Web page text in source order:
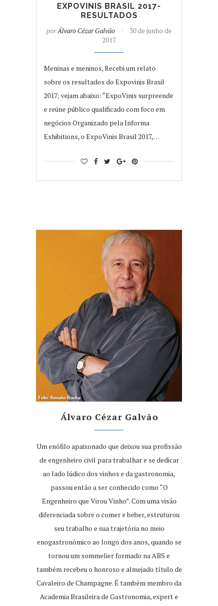
EXPOVINIS BRASIL 2017-
RESULTADOS
porÁlvaro Cézar Galvão
30 de junho de
2017
Meninas e meninos, Recebi um relato
sobre os resultados do Expovinis Brasil
2017; vejam abaixo: “ExpoVinis surpreende
e reúne público qualificado com foco em
negócios Organizado pela Informa
Exhibitions, o ExpoVinis Brasil 2017,…
Álvaro Cézar Galvão
Um enófilo apaixonado que deixou sua profissão
de engenheiro civil para trabalhar e se dedicar
ao lado lúdico dos vinhos e da gastronomia,
passou então a ser conhecido como “O
Engenheiro que Virou Vinho”. Com uma visão
diferenciada sobre o comer e beber, estruturou
seu trabalho e sua trajetória no meio
enogastronômico ao longo dos anos, quando se
tornou um sommelier formado na ABS e
também recebeu o honroso e almejado título de
Cavaleiro de Champagne. É também membro da
Academia Brasileira de Gastronomia, expert e